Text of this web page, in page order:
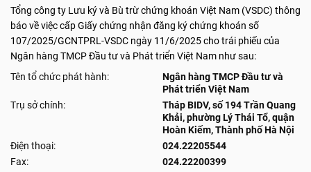
Tổng công ty Lưu ký và Bù trừ chứng khoán Việt Nam (VSDC) thông
báo về việc cấp Giấy chứng nhận đăng ký chứng khoán số
107/2025/GCNTPRL-VSDC ngày 11/6/2025 cho trái phiếu của
Ngân hàng TMCP Đầu tư và Phát triển Việt Nam như sau:
Tên tổ chức phát hành:
Ngân hàng TMCP Đầu tư và
Phát triển Việt Nam
Trụ sở chính:
Tháp BIDV, số 194 Trần Quang
Khải, phường Lý Thái Tổ, quận
Hoàn Kiếm, Thành phố Hà Nội
Điện thoại:
024.22205544
Fax:
024.22200399